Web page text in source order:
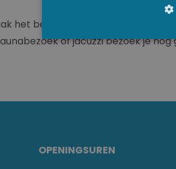
het beeld van een badjas
of jacuzzi bezoek je
OPENINGSUREN